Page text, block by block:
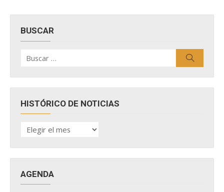
BUSCAR
por:
HISTÓRICO DE NOTICIAS
HISTÓRICO
DE
AGENDA